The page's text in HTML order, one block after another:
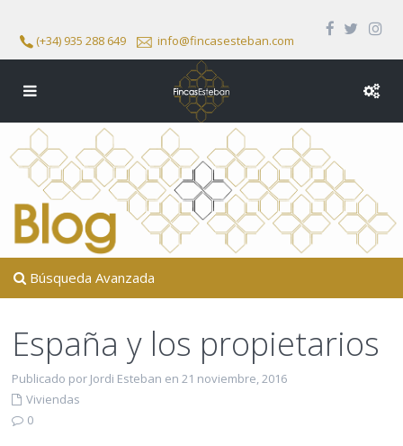
(+34) 935 288 649 info@fincasesteban.com
Búsqueda Avanzada
España y los propietarios
Publicado por Jordi Esteban en 21 noviembre, 2016
Viviendas
0